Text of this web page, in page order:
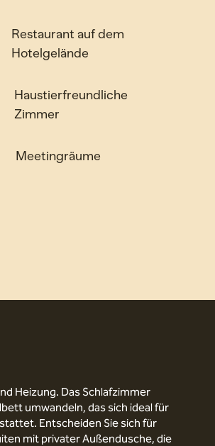
Restaurant auf dem
Hotelgelände
Haustier­freundliche
Zimmer
Meeting­räume
Heizung. Das Schlafzimmer
umwandeln, das sich ideal für
Entscheiden Sie sich für
mit privater Außendusche, die